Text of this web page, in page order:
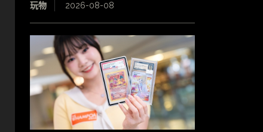
玩物 2026-08-08